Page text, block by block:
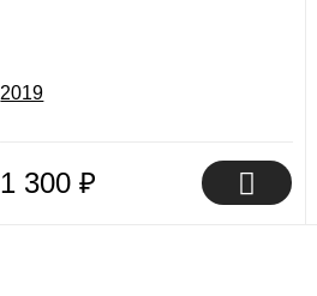
2019
1 300₽